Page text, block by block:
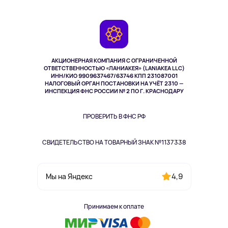
АКЦИОНЕРНАЯ КОМПАНИЯ С ОГРАНИЧЕННОЙ
ОТВЕТСТВЕННОСТЬЮ «ЛАНИАКЕЯ» (LANIAKEA LLC)
ИНН/КИО 9909637467/63746 КПП 231087001
НАЛОГОВЫЙ ОРГАН ПОСТАНОВКИ НА УЧЁТ 2310 —
ИНСПЕКЦИЯ ФНС РОССИИ № 2 ПО Г. КРАСНОДАРУ
ПРОВЕРИТЬ В ФНС РФ
СВИДЕТЕЛЬСТВО НА ТОВАРНЫЙ ЗНАК №1137338
Мы на Яндекс 4,9
Принимаем к оплате
Здоровье питомцев
Одежда и аксессуары